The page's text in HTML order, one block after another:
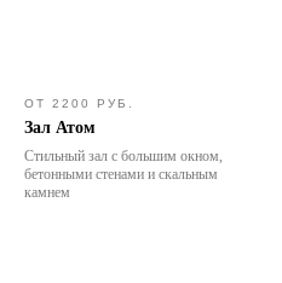
ОТ 2200 РУБ.
Зал Атом
Стильный зал с большим окном,
бетонными стенами и скальным
камнем